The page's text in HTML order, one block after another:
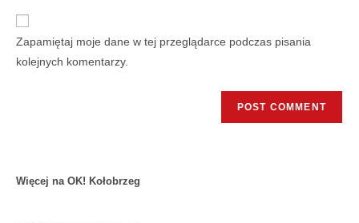
Zapamiętaj moje dane w tej przeglądarce podczas pisania
kolejnych komentarzy.
Więcej na OK! Kołobrzeg